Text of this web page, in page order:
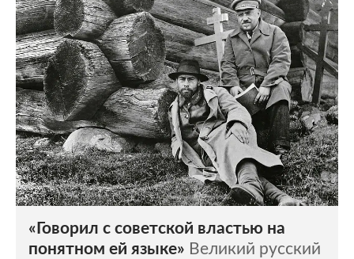
«Говорил с советской властью на
понятном ей языке» Великий русский